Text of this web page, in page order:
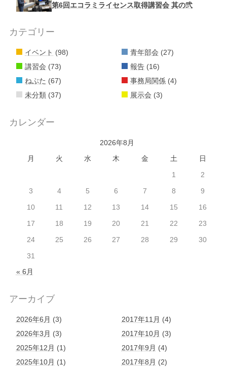
第6回エコラミライセンス取得講習会 其の弐
カテゴリー
イベント (98)
講習会 (73)
ねぶた (67)
未分類 (37)
青年部会 (27)
報告 (16)
事務局関係 (4)
展示会 (3)
カレンダー
2026年8月
月
火 水 木 金 土
日
1
2
3
4 5 6 7 8
9
10
11 12 13 14 15
16
17
18 19 20 21 22
23
24
25 26 27 28 29
30
31
« 6月
アーカイブ
2026年6月 (3)
2026年3月 (3)
2025年12月 (1)
2025年10月 (1)
2017年11月 (4)
2017年10月 (3)
2017年9月 (4)
2017年8月 (2)